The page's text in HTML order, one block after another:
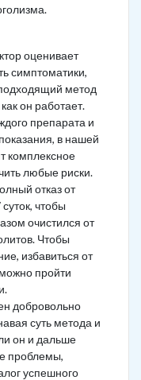
оценивает
симптоматики,
метод
он работает.
препарата и
в нашей
комплексное
любые риски.
отказ от
чтобы
очистился от
Чтобы
избавиться от
пройти
добровольно
суть метода и
он и дальше
проблемы,
успешного